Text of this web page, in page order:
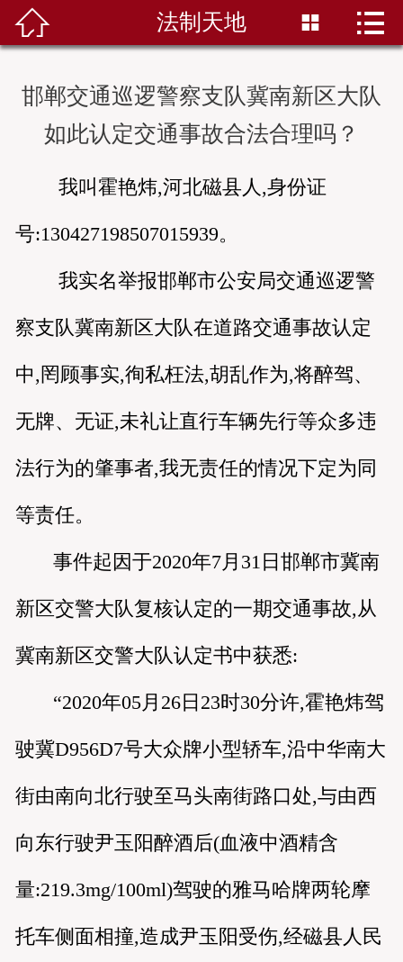
首页
 法制天地  
邯郸交通巡逻警察支队冀南新区大队
如此认定交通事故合法合理吗？
我叫霍艳炜,河北磁县人,身份证
号:130427198507015939。
我实名举报邯郸市公安局交通巡逻警
察支队冀南新区大队在道路交通事故认定
中,罔顾事实,徇私枉法,胡乱作为,将醉驾、
无牌、无证,未礼让直行车辆先行等众多违
法行为的肇事者,我无责任的情况下定为同
等责任。
事件起因于2020年7月31日邯郸市冀南
新区交警大队复核认定的一期交通事故,从
冀南新区交警大队认定书中获悉:
“2020年05月26日23时30分许,霍艳炜驾
驶冀D956D7号大众牌小型轿车,沿中华南大
街由南向北行驶至马头南街路口处,与由西
向东行驶尹玉阳醉酒后(血液中酒精含
量:219.3mg/100ml)驾驶的雅马哈牌两轮摩
托车侧面相撞,造成尹玉阳受伤,经磁县人民